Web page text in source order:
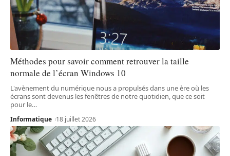
Méthodes pour savoir comment retrouver la taille
normale de l’écran Windows 10
L'avènement du numérique nous a propulsés dans une ère où les
écrans sont devenus les fenêtres de notre quotidien, que ce soit
pour le…
Informatique 18 juillet 2026